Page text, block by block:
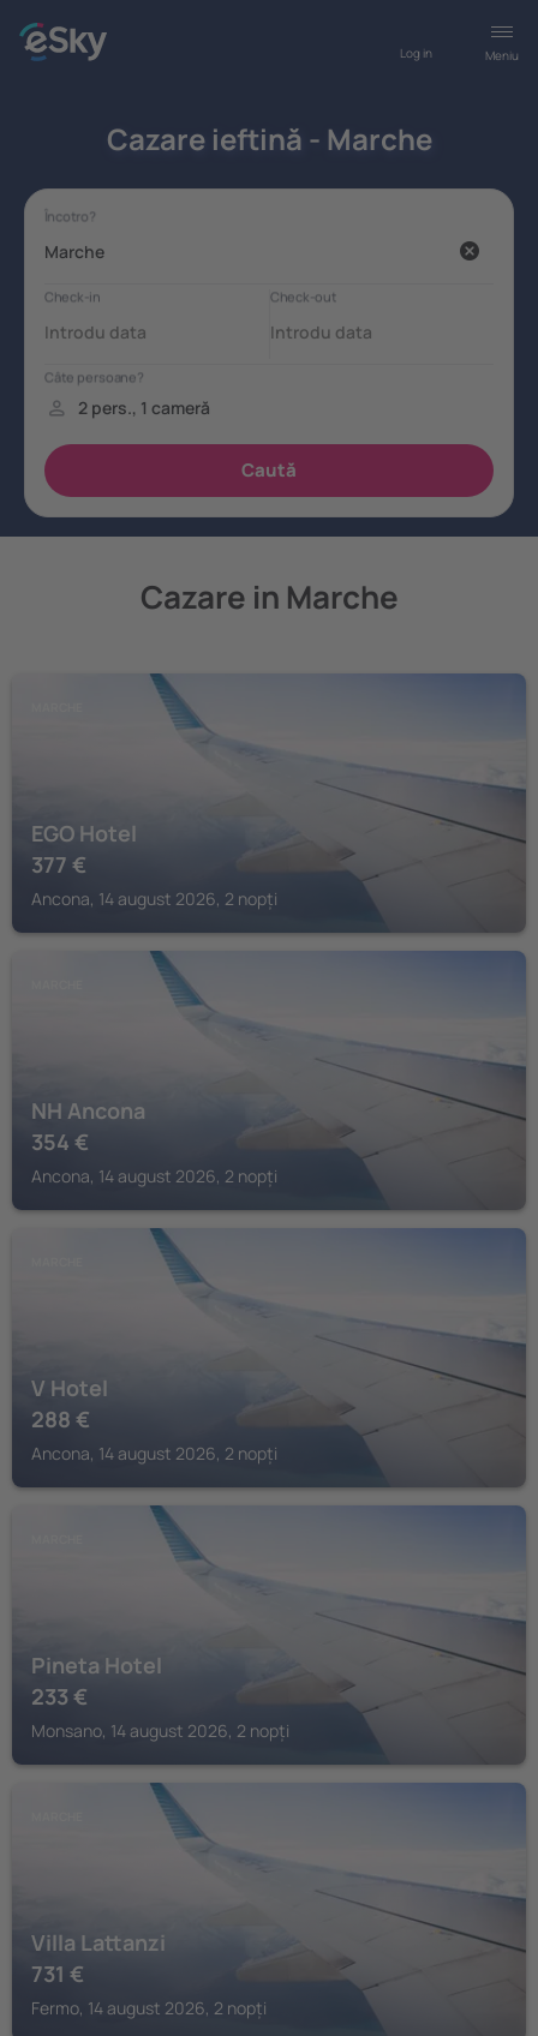
Meniu
Log in
Cazare ieftină - Marche
Cazare in Marche
EGO Hotel
377 €
Ancona, 14 august 2026, 2 nopți
NH Ancona
354 €
Ancona, 14 august 2026, 2 nopți
V Hotel
288 €
Ancona, 14 august 2026, 2 nopți
Pineta Hotel
233 €
Monsano, 14 august 2026, 2 nopți
Villa Lattanzi
731 €
Fermo, 14 august 2026, 2 nopți